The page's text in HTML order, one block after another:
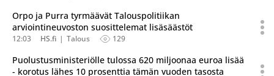
Orpo ja Purra tyrmäävät Talouspolitiikan
arviointineuvoston suosittelemat lisäsäästöt
12:03 HS.fi Talous 129
Puolustusministeriölle tulossa 620 miljoonaa euroa lisää
- korotus lähes 10 prosenttia tämän vuoden tasosta